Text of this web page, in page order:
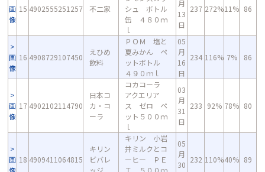
画
像
15 4902555251257 不二家
シュ ボトル
缶 ４８０ｍ
ｌ
月
13
日
237 272%11% 86
画
像
16 4908729107450
えひめ
飲料
ＰＯＭ 塩と
夏みかん ペ
ットボトル
４９０ｍｌ
05
月
16
日
234 116% 7% 86
画
像
17 4902102114790
日本コ
カ・コ
ーラ
コカコーラ
アクエリア
ス ゼロ ペ
ット５００ｍ
ｌ
03
月
31
日
233 92% 78% 80
画
像
18 4909411064815
キリン
ビバレ
ッジ
キリン 小岩
井ミルクとコ
ーヒー ＰＥ
Ｔ ５００ｍ
05
月
30
232 110%40% 89